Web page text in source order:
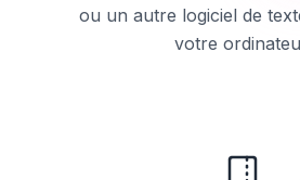
ou un autre logiciel de
votre